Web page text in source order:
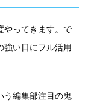
やってきます。で
強い日にフル活用
う編集部注目の鬼